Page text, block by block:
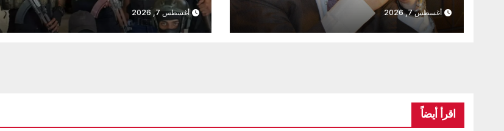
أغسطس 7, 2026 أغسطس 7, 2026
اقرأ أيضاً